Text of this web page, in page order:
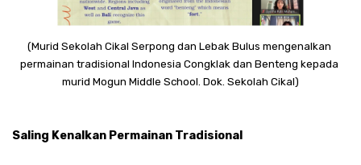
(Murid Sekolah Cikal Serpong dan Lebak Bulus mengenalkan
permainan tradisional Indonesia Congklak dan Benteng kepada
murid Mogun Middle School. Dok. Sekolah Cikal)
Saling Kenalkan Permainan Tradisional